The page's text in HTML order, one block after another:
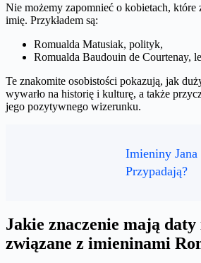
Nie możemy zapomnieć o kobietach, które
imię. Przykładem są:
Romualda Matusiak, polityk,
Romualda Baudouin de Courtenay,
Te znakomite osobistości pokazują, jak
wywarło na historię i kulturę, a także
jego pozytywnego wizerunku.
Imieniny
Przypadają?
Jakie znaczenie mają daty
związane z imieninami